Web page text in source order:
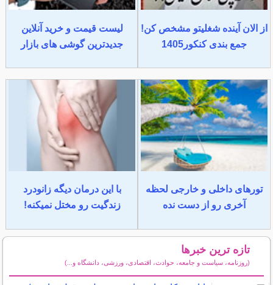
از الان آینده شغلیتو مشخص کن!
جمع بندی کنکور1405
لیست قیمت و خرید آنلاین
جدیدترین گوشی های بازار
تورهای داخلی و خارجی لحظه
آخری رو از دست نده
با این درمان دیگه زانودرد
زندگیت رو مختل نمیکنه!
تازه ترین خبرها
(روزنامه، سیاست و جامعه، حوادث، اقتصادی، ورزشی، دانشگاه و...)